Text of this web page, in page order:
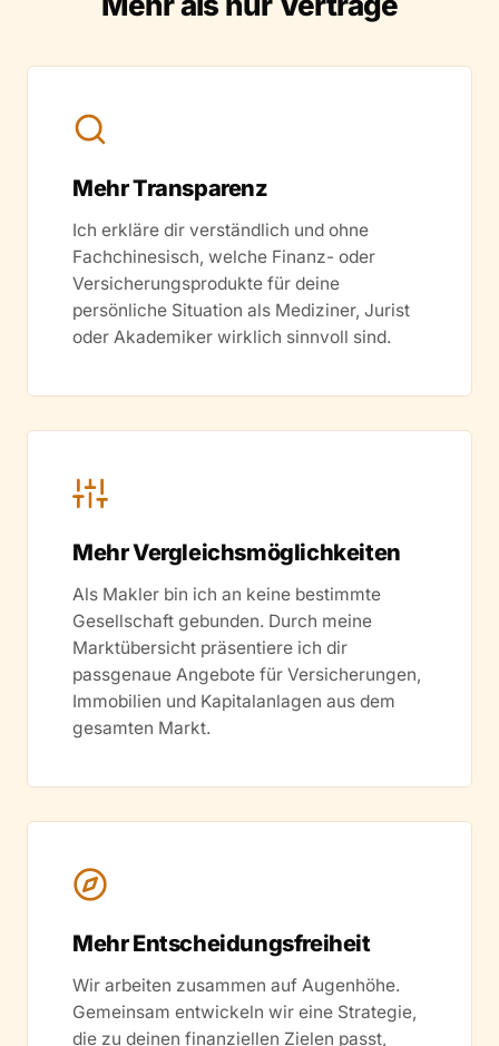
Mehr Transparenz
Ich erkläre dir verständlich und ohne
Fachchinesisch, welche Finanz- oder
Versicherungsprodukte für deine
persönliche Situation als Mediziner, Jurist
oder Akademiker wirklich sinnvoll sind.
Mehr Vergleichsmöglichkeiten
Als Makler bin ich an keine bestimmte
Gesellschaft gebunden. Durch meine
Marktübersicht präsentiere ich dir
passgenaue Angebote für Versicherungen,
Immobilien und Kapitalanlagen aus dem
gesamten Markt.
Mehr Entscheidungsfreiheit
Wir arbeiten zusammen auf Augenhöhe.
Gemeinsam entwickeln wir eine Strategie,
die zu deinen finanziellen Zielen passt,